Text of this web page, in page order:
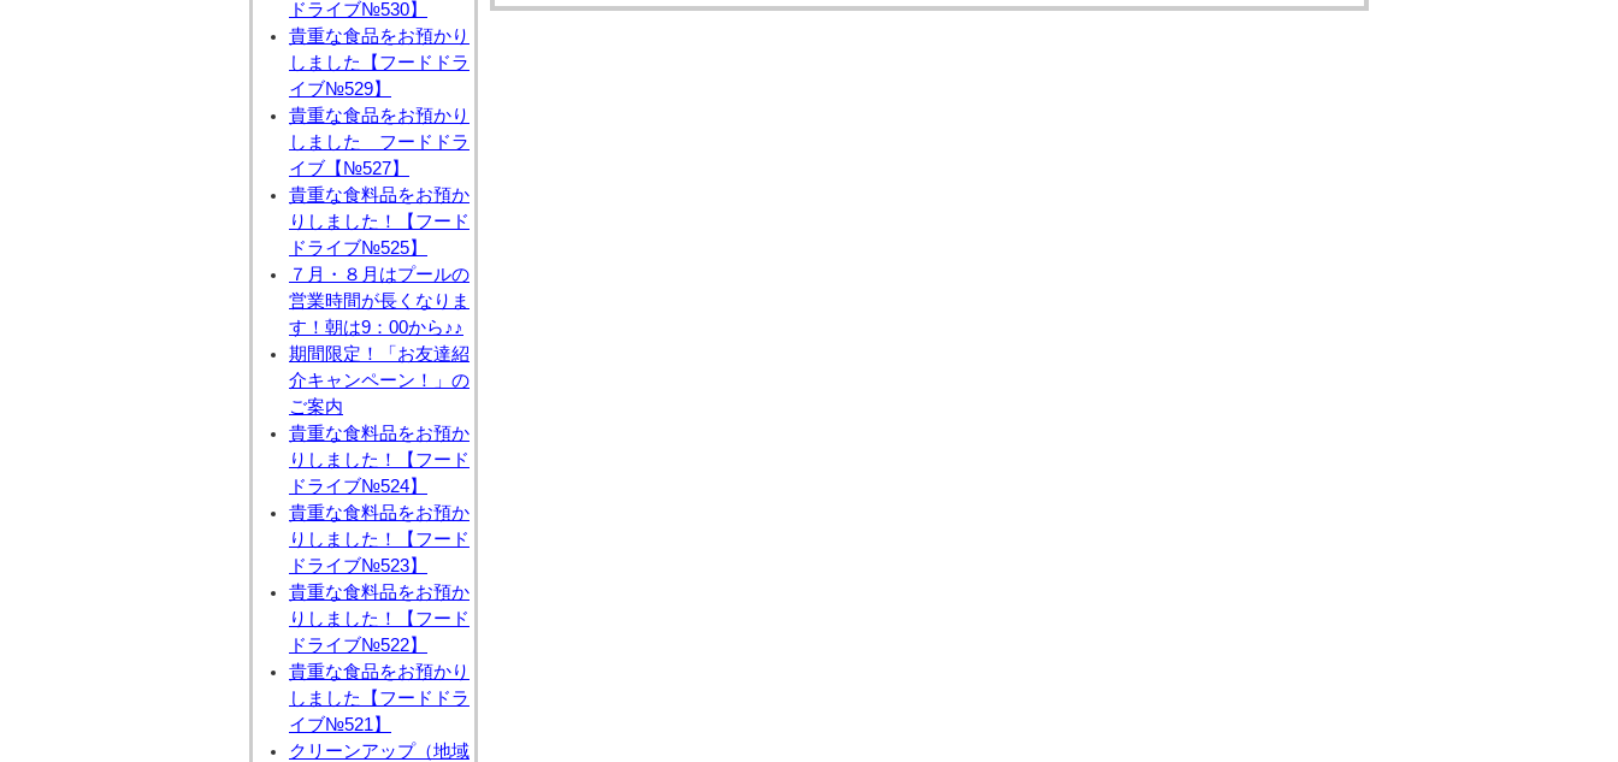
ドライブ№530】
貴重な食品をお預かり
しました【フードドラ
イブ№529】
貴重な食品をお預かり
しました フードドラ
イブ【№527】
貴重な食料品をお預か
りしました！【フード
ドライブ№525】
７月・８月はプールの
営業時間が長くなりま
す！朝は9：00から♪♪
期間限定！「お友達紹
介キャンペーン！」の
ご案内
貴重な食料品をお預か
りしました！【フード
ドライブ№524】
貴重な食料品をお預か
りしました！【フード
ドライブ№523】
貴重な食料品をお預か
りしました！【フード
ドライブ№522】
貴重な食品をお預かり
しました【フードドラ
イブ№521】
クリーンアップ（地域